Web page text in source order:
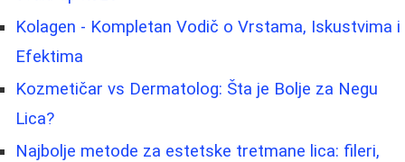
Kolagen - Kompletan Vodič o Vrstama, Iskustvima i
Efektima
Kozmetičar vs Dermatolog: Šta je Bolje za Negu
Lica?
Najbolje metode za estetske tretmane lica: fileri,